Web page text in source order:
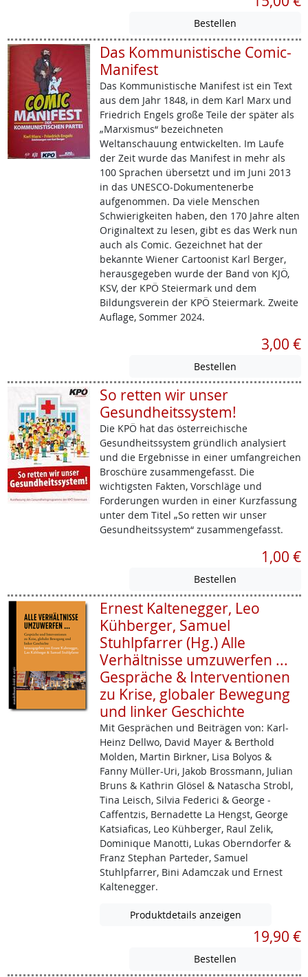
Das Kommunistische Comic-
Manifest
Das Kommunistische Manifest ist ein Text
aus dem Jahr 1848, in dem Karl Marx und
Friedrich Engels große Teile der später als
„Marxismus“ bezeichneten
Weltanschauung entwickelten. Im Laufe
der Zeit wurde das Manifest in mehr als
100 Sprachen übersetzt und im Juni 2013
in das UNESCO-Dokumentenerbe
aufgenommen. Da viele Menschen
Schwierigkeiten haben, den 170 Jahre alten
Originaltext zu lesen, gibt es das Werk nun
auch als Comic. Gezeichnet hat der
bekannte Wiener Cartoonist Karl Berger,
herausgegeben wurde der Band von KJÖ,
KSV, der KPÖ Steiermark und dem
Bildungsverein der KPÖ Steiermark. Zweite
Auflage, Sommer 2024.
3,00 €
So retten wir unser
Gesundheitssystem!
Die KPÖ hat das österreichische
Gesundheitssystem gründlich analysiert
und die Ergebnisse in einer umfangreichen
Broschüre zusammengefasst. Die
wichtigsten Fakten, Vorschläge und
Forderungen wurden in einer Kurzfassung
unter dem Titel „So retten wir unser
Gesundheitssystem“ zusammengefasst.
1,00 €
Ernest Kaltenegger, Leo
Kühberger, Samuel
Stuhlpfarrer (Hg.) Alle
Verhältnisse umzuwerfen ...
Gespräche & Interventionen
zu Krise, globaler Bewegung
und linker Geschichte
Mit Gesprächen und Beiträgen von: Karl-
Heinz ­Dellwo, David Mayer & Berthold
Molden, Martin Birkner, Lisa Bolyos &
Fanny Müller­-Uri, Jakob ­Brossmann, Julian
Bruns & Kathrin Glösel & Natascha Strobl,
Tina Leisch, Silvia Federici & George ­
Caffentzis, Bernadette La Hengst, George
Katsiaficas, Leo Kühberger, Raul Zelik,
Dominique Manotti, Lukas Oberndorfer &
Franz Stephan Parteder, Samuel
Stuhlpfarrer, Bini Adamczak und Ernest
Kaltenegger.
Produktdetails anzeigen
19,90 €